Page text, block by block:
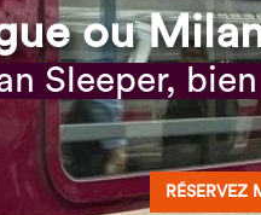
ou
Sleeper, bien
RÉSERVEZ